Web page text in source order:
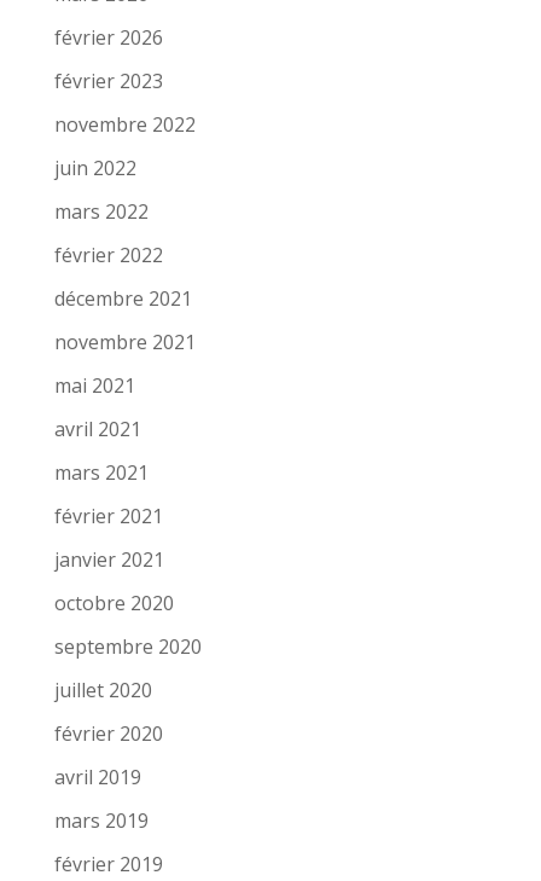
février 2026
février 2023
novembre 2022
juin 2022
mars 2022
février 2022
décembre 2021
novembre 2021
mai 2021
avril 2021
mars 2021
février 2021
janvier 2021
octobre 2020
septembre 2020
juillet 2020
février 2020
avril 2019
mars 2019
février 2019